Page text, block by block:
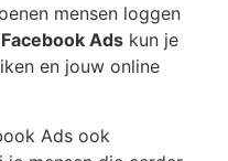
mensen loggen
Ads kun je
en jouw online
Ads ook